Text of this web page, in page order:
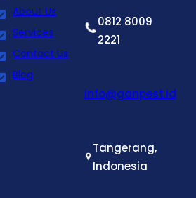
About Us
Services
Contact Us
Blog
0812 8009
2221
info@ganpest.id
Tangerang,
Indonesia